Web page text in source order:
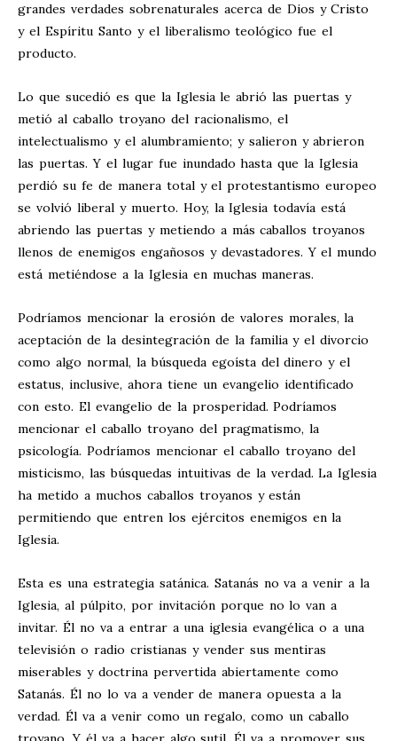
grandes verdades sobrenaturales acerca de Dios y Cristo
y el Espíritu Santo y el liberalismo teológico fue el
producto.
Lo que sucedió es que la Iglesia le abrió las puertas y
metió al caballo troyano del racionalismo, el
intelectualismo y el alumbramiento; y salieron y abrieron
las puertas. Y el lugar fue inundado hasta que la Iglesia
perdió su fe de manera total y el protestantismo europeo
se volvió liberal y muerto. Hoy, la Iglesia todavía está
abriendo las puertas y metiendo a más caballos troyanos
llenos de enemigos engañosos y devastadores. Y el mundo
está metiéndose a la Iglesia en muchas maneras.
Podríamos mencionar la erosión de valores morales, la
aceptación de la desintegración de la familia y el divorcio
como algo normal, la búsqueda egoísta del dinero y el
estatus, inclusive, ahora tiene un evangelio identificado
con esto. El evangelio de la prosperidad. Podríamos
mencionar el caballo troyano del pragmatismo, la
psicología. Podríamos mencionar el caballo troyano del
misticismo, las búsquedas intuitivas de la verdad. La Iglesia
ha metido a muchos caballos troyanos y están
permitiendo que entren los ejércitos enemigos en la
Iglesia.
Esta es una estrategia satánica. Satanás no va a venir a la
Iglesia, al púlpito, por invitación porque no lo van a
invitar. Él no va a entrar a una iglesia evangélica o a una
televisión o radio cristianas y vender sus mentiras
miserables y doctrina pervertida abiertamente como
Satanás. Él no lo va a vender de manera opuesta a la
verdad. Él va a venir como un regalo, como un caballo